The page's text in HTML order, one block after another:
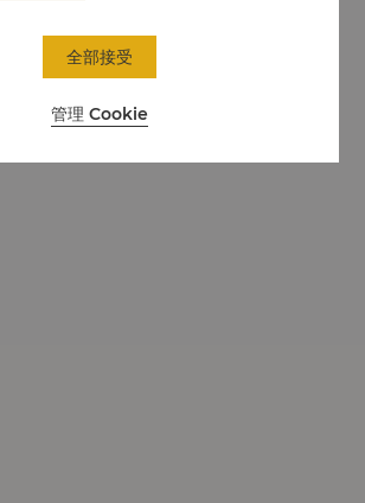
管理 Cookie
全部接受